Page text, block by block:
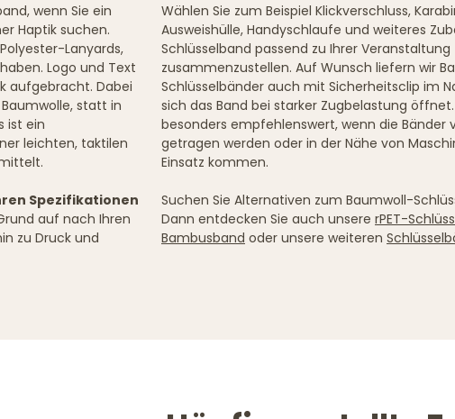
wenn Sie ein
Haptik suchen.
Lanyards,
Logo und Text
aufgebracht. Dabei
statt in
ist ein
leichten, taktilen
Spezifikationen
auf nach Ihren
zu Druck und
Wählen Sie zum Beispiel Klickverschluss,
Ausweishülle, Handyschlaufe und weiteres
Schlüsselband passend zu Ihrer Veranstaltung
zusammenzustellen. Auf Wunsch liefern wir
Schlüsselbänder auch mit Sicherheitsclip im
sich das Band bei starker Zugbelastung
besonders empfehlenswert, wenn die Bänder
getragen werden oder in der Nähe von
Einsatz kommen.
Suchen Sie Alternativen zum Baumwoll-
Dann entdecken Sie auch unsere rPET-
Bambusband oder unsere weiteren